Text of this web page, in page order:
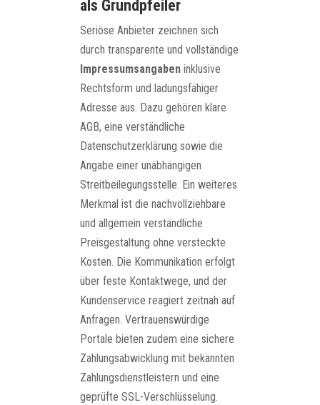
als Grundpfeiler
Seriöse Anbieter zeichnen sich
durch transparente und vollständige
Impressumsangaben inklusive
Rechtsform und ladungsfähiger
Adresse aus. Dazu gehören klare
AGB, eine verständliche
Datenschutzerklärung sowie die
Angabe einer unabhängigen
Streitbeilegungsstelle. Ein weiteres
Merkmal ist die nachvollziehbare
und allgemein verständliche
Preisgestaltung ohne versteckte
Kosten. Die Kommunikation erfolgt
über feste Kontaktwege, und der
Kundenservice reagiert zeitnah auf
Anfragen. Vertrauenswürdige
Portale bieten zudem eine sichere
Zahlungsabwicklung mit bekannten
Zahlungsdienstleistern und eine
geprüfte SSL-Verschlüsselung.